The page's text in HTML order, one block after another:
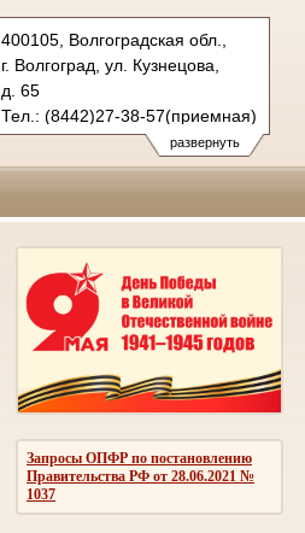
развернуть
400105, Волгоградская обл.,
г. Волгоград, ул. Кузнецова,
д. 65
Тел.: (8442)27-38-57(приемная)
27-38-38 (гр.)
28-25-99 (уг.)
Запросы ОПФР по постановлению
Правительства РФ от 28.06.2021 №
1037